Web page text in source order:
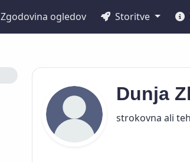
Zgodovina ogledov Storitve
Dunja
strokovna ali